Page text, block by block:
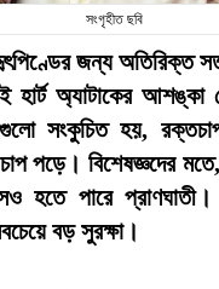
সংগৃহীত ছবি
জন্য অতিরিক্ত
অ্যাটাকের আশঙ্কা
সংকুচিত হয়,
পড়ে। বিশেষজ্ঞদের
হতে পারে
বড় সুরক্ষা।